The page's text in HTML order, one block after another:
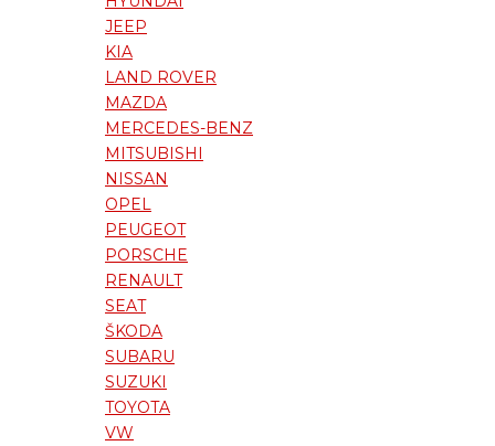
JEEP
KIA
LAND ROVER
MAZDA
MERCEDES-BENZ
MITSUBISHI
NISSAN
OPEL
PEUGEOT
PORSCHE
RENAULT
SEAT
ŠKODA
SUBARU
SUZUKI
TOYOTA
VW